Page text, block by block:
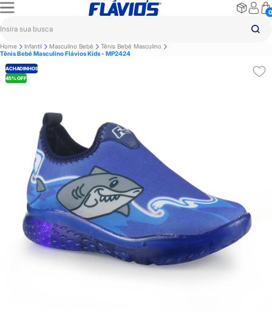
0
Home Infantil Masculino Bebê
Tênis Bebê Masculino
Tênis Bebê Masculino Flávios Kids - MP2424
45% OFF
ACHADINHOS